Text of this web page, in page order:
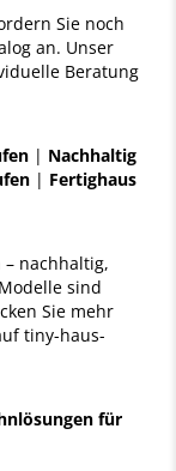
Sie noch
an. Unser
Beratung
| Nachhaltig
| Fertighaus
– nachhaltig,
sind
Sie mehr
tiny-haus-
für